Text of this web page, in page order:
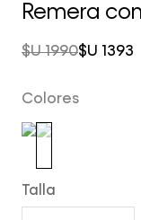
Remera
$U 1393
$U 1990
Colores
Talla